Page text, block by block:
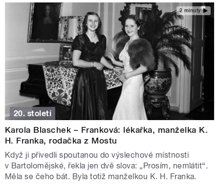
2 minuty
20. století
Karola Blaschek – Franková: lékařka, manželka K.
H. Franka, rodačka z Mostu
Když ji přivedli spoutanou do výslechové místnosti
v Bartolomějské, řekla jen dvě slova: „Prosím, nemlátit“.
Měla se čeho bát. Byla totiž manželkou K. H. Franka.